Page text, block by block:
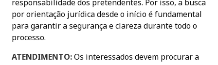
responsabilidade dos pretendentes. Por isso, a busca
por orientação jurídica desde o início é fundamental
para garantir a segurança e clareza durante todo o
processo.
ATENDIMENTO:Os interessados devem procurar a